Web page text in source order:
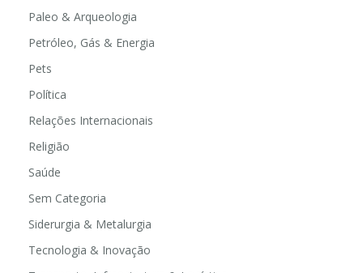
Paleo & Arqueologia
Petróleo, Gás & Energia
Pets
Política
Relações Internacionais
Religião
Saúde
Sem Categoria
Siderurgia & Metalurgia
Tecnologia & Inovação